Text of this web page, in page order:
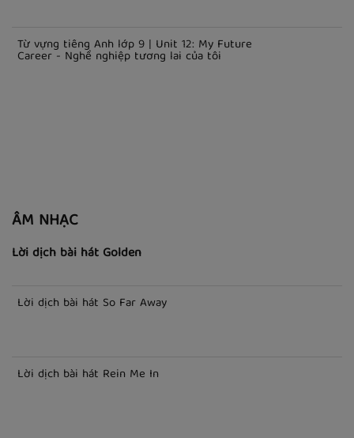
Từ vựng tiếng Anh lớp 9 | Unit 12: My Future
Career - Nghề nghiệp tương lai của tôi
ÂM NHẠC
Lời dịch bài hát Golden
Lời dịch bài hát So Far Away
Lời dịch bài hát Rein Me In